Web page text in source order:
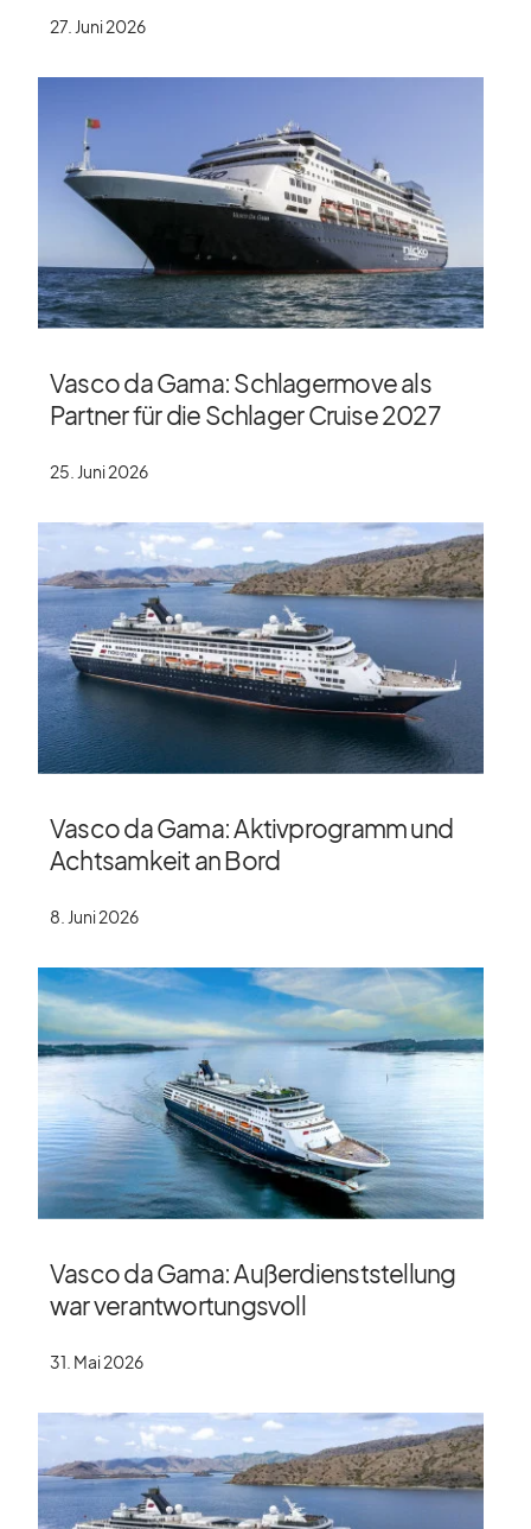
27. Juni 2026
Vasco da Gama: Schlagermove als
Partner für die Schlager Cruise 2027
25. Juni 2026
Vasco da Gama: Aktivprogramm und
Achtsamkeit an Bord
8. Juni 2026
Vasco da Gama: Außerdienststellung
war verantwortungsvoll
31. Mai 2026